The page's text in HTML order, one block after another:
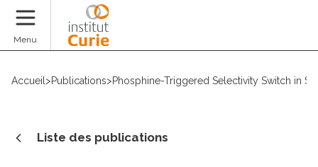
Menu
Accueil >Publications>Phosphine-Triggered Selectivity Switch in
Liste des publications